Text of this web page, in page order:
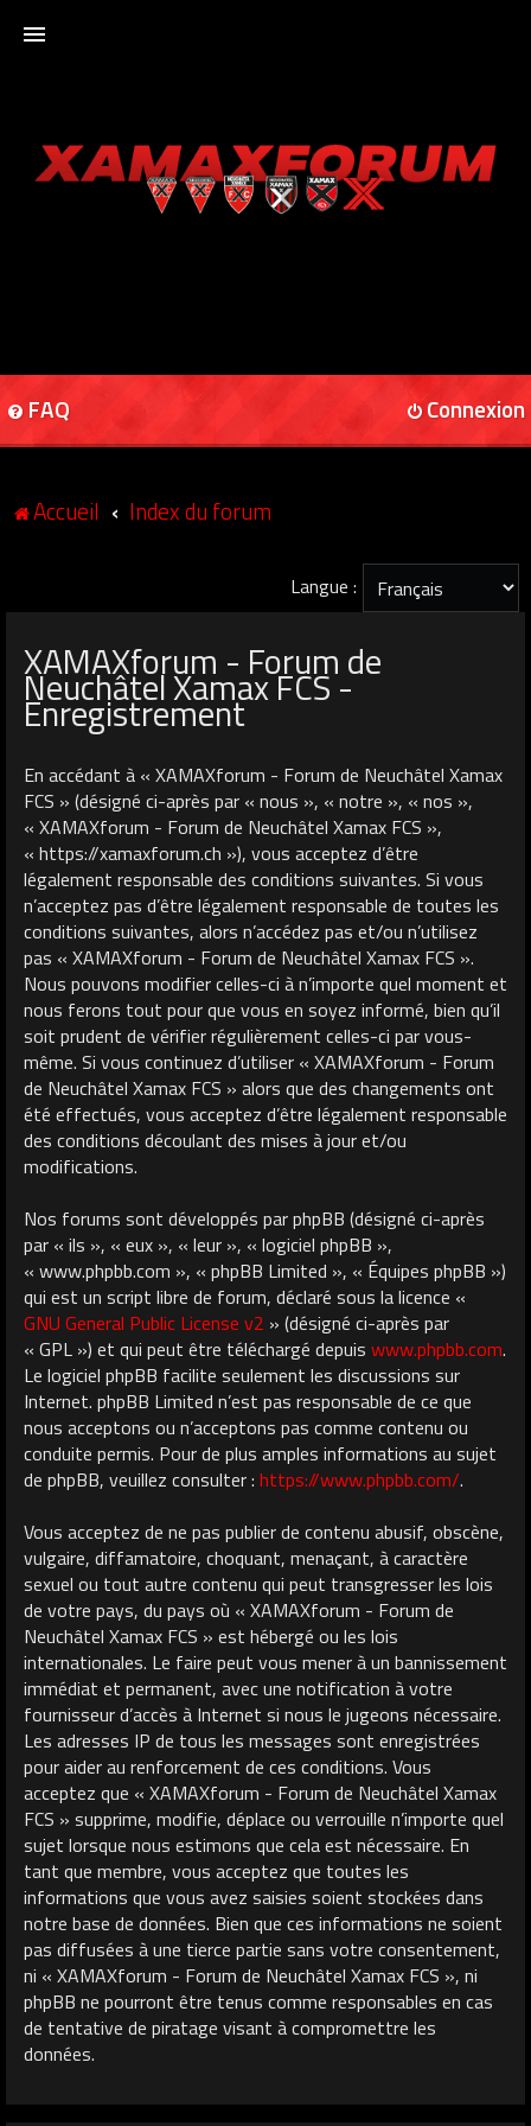
XAMAXFORUM
FAQ Connexion
Accueil Index du forum
Langue :
XAMAXforum - Forum de
Neuchâtel Xamax FCS -
Enregistrement
En accédant à « XAMAXforum - Forum de Neuchâtel Xamax
FCS » (désigné ci-après par « nous », « notre », « nos »,
« XAMAXforum - Forum de Neuchâtel Xamax FCS »,
« https://xamaxforum.ch »), vous acceptez d’être
légalement responsable des conditions suivantes. Si vous
n’acceptez pas d’être légalement responsable de toutes les
conditions suivantes, alors n’accédez pas et/ou n’utilisez
pas « XAMAXforum - Forum de Neuchâtel Xamax FCS ».
Nous pouvons modifier celles-ci à n’importe quel moment et
nous ferons tout pour que vous en soyez informé, bien qu’il
soit prudent de vérifier régulièrement celles-ci par vous-
même. Si vous continuez d’utiliser « XAMAXforum - Forum
de Neuchâtel Xamax FCS » alors que des changements ont
été effectués, vous acceptez d’être légalement responsable
des conditions découlant des mises à jour et/ou
modifications.
Nos forums sont développés par phpBB (désigné ci-après
par « ils », « eux », « leur », « logiciel phpBB »,
« www.phpbb.com », « phpBB Limited », « Équipes phpBB »)
qui est un script libre de forum, déclaré sous la licence «
GNU General Public License v2 » (désigné ci-après par
« GPL ») et qui peut être téléchargé depuis www.phpbb.com.
Le logiciel phpBB facilite seulement les discussions sur
Internet. phpBB Limited n’est pas responsable de ce que
nous acceptons ou n’acceptons pas comme contenu ou
conduite permis. Pour de plus amples informations au sujet
de phpBB, veuillez consulter : https://www.phpbb.com/.
Vous acceptez de ne pas publier de contenu abusif, obscène,
vulgaire, diffamatoire, choquant, menaçant, à caractère
sexuel ou tout autre contenu qui peut transgresser les lois
de votre pays, du pays où « XAMAXforum - Forum de
Neuchâtel Xamax FCS » est hébergé ou les lois
internationales. Le faire peut vous mener à un bannissement
immédiat et permanent, avec une notification à votre
fournisseur d’accès à Internet si nous le jugeons nécessaire.
Les adresses IP de tous les messages sont enregistrées
pour aider au renforcement de ces conditions. Vous
acceptez que « XAMAXforum - Forum de Neuchâtel Xamax
FCS » supprime, modifie, déplace ou verrouille n’importe quel
sujet lorsque nous estimons que cela est nécessaire. En
tant que membre, vous acceptez que toutes les
informations que vous avez saisies soient stockées dans
notre base de données. Bien que ces informations ne soient
pas diffusées à une tierce partie sans votre consentement,
ni « XAMAXforum - Forum de Neuchâtel Xamax FCS », ni
phpBB ne pourront être tenus comme responsables en cas
de tentative de piratage visant à compromettre les
données.